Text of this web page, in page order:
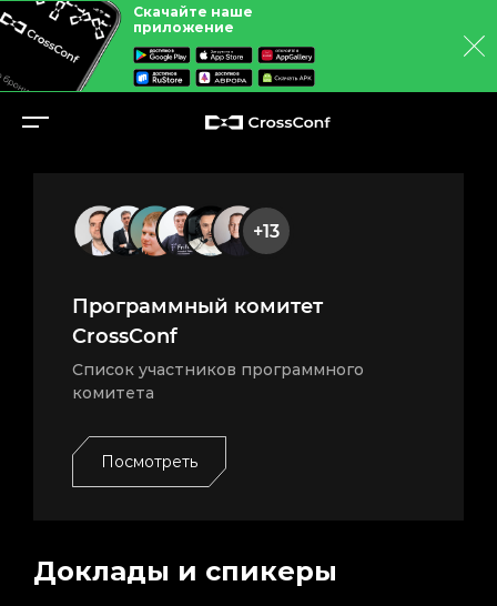
Скачайте наше
приложение
+13
Программный комитет
CrossConf
Список участников программного
комитета
Посмотреть
Доклады и спикеры